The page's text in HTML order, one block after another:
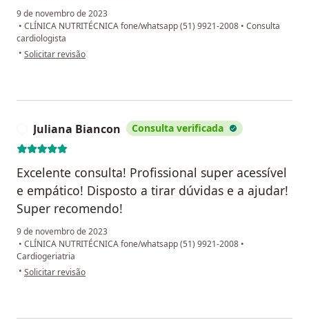
9 de novembro de 2023
• CLÍNICA NUTRITÉCNICA fone/whatsapp (51) 9921-2008 • Consulta
cardiologista
• na opinião do utilizador Maria de Lourdes da Silva
Solicitar revisão
Juliana Biancon Consulta verificada
Excelente consulta! Profissional super acessível
e empático! Disposto a tirar dúvidas e a ajudar!
Super recomendo!
9 de novembro de 2023
• CLÍNICA NUTRITÉCNICA fone/whatsapp (51) 9921-2008 •
Cardiogeriatria
• na opinião do utilizador Juliana Biancon
Solicitar revisão